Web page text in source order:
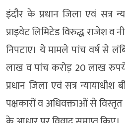
इंदौर के प्रधान जिला एवं सत्र
प्राइवेट लिमिटेड विरुद्ध राजेश व
निपटाए। ये मामले पांच वर्ष से
लाख व पांच करोड़ 20 लाख
प्रधान जिला एवं सत्र न्यायाधीश
पक्षकारों व अधिवक्ताओं से